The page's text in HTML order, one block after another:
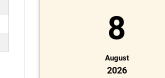
8
August
2026